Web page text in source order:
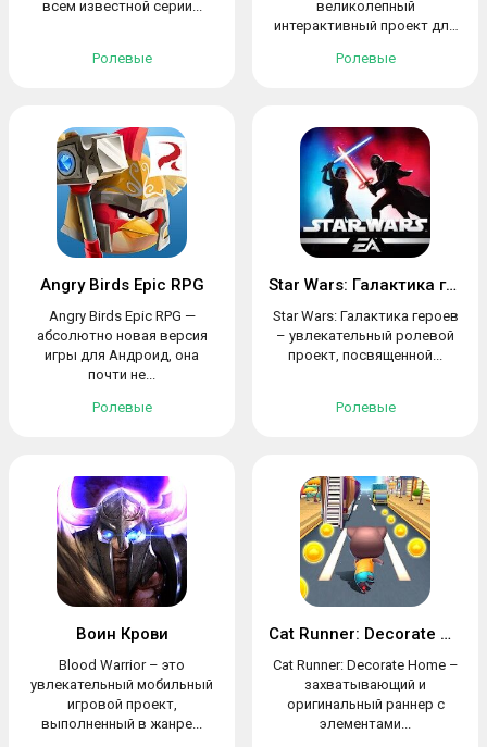
всем известной серии...
Ролевые
великолепный
интерактивный проект для
Ролевые
Angry Birds Epic RPG
Angry Birds Epic RPG —
абсолютно новая версия
игры для Андроид, она
почти не...
Ролевые
Star Wars: Галактика героев
Star Wars: Галактика героев
– увлекательный ролевой
проект, посвященной...
Ролевые
Воин Крови
Blood Warrior – это
увлекательный мобильный
игровой проект,
выполненный в жанре...
Cat Runner: Decorate Home
Cat Runner: Decorate Home –
захватывающий и
оригинальный раннер с
элементами...